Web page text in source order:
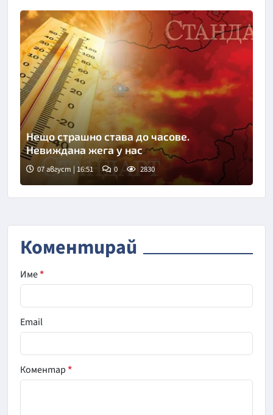
Нещо страшно става до часове.
Невиждана жега у нас
07 август | 16:51 0 2830
Коментирай
Име*
Email
Коментар*